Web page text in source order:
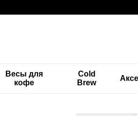
Весы для
кофе
Cold
Brew